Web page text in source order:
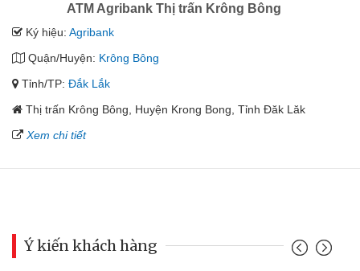
ATM Agribank Thị trấn Krông Bông
Ký hiệu: Agribank
Quận/Huyện: Krông Bông
Tỉnh/TP: Đắk Lắk
Thị trấn Krông Bông, Huyện Krong Bong, Tỉnh Đăk Lăk
Xem chi tiết
Ý kiến khách hàng